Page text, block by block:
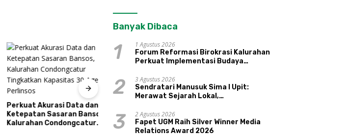
Akurasi Data dan
Sasaran Bansos,
Condongcatur
Cabang FAJI Kulon Progo
2026-2030 Siap Dorong
Upit: Merawat Sejarah Lokal,
Banyak Dibaca
1
1 Agustus 2026
Forum Reformasi Birokrasi Kalurahan
Perkuat Implementasi Budaya
Kepamongan DIY
2
3 Agustus 2026
Sendratari Manusuk Sima I Upit:
Merawat Sejarah Lokal,
Pariwisata, dan Ekologi Klaten
3
2 Agustus 2026
Fapet UGM Raih Silver Winner Media
Relations Award 2026